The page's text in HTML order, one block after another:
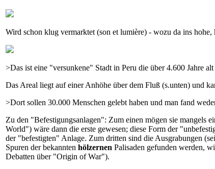
Wird schon klug vermarktet (son et lumière) - wozu da ins hohe,
>Das ist eine "versunkene" Stadt in Peru die über 4.600 Jahre alt
Das Areal liegt auf einer Anhöhe über dem Fluß (s.unten) und
>Dort sollen 30.000 Menschen gelebt haben und man fand
Zu den "Befestigungsanlagen": Zum einen mögen sie mangels
World") wäre dann die erste gewesen; diese Form der
der "befestigten" Anlage. Zum dritten sind die Ausgrabungen
Spuren der bekannten hölzernen Palisaden gefunden werden,
Debatten über "Origin of War").